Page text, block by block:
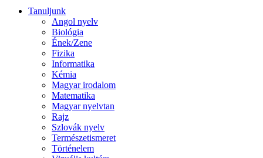
Tanuljunk
Angol nyelv
Biológia
Ének/Zene
Fizika
Informatika
Kémia
Magyar irodalom
Matematika
Magyar nyelvtan
Rajz
Szlovák nyelv
Természetismeret
Történelem